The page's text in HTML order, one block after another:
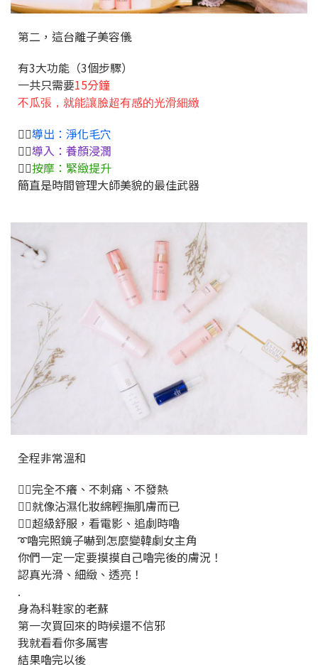
第二，這台離子美容儀
有3大功能（3個步驟）
一共只需要15分鐘
不瓜張，就能讓臉超有感的光滑細緻
👉🏻導出：淨化毛穴
👉🏻導入：養顏浸潤
👉🏻按摩：緊緻提升
簡直是時間管理大師美貌的最佳武器
全程非常溫和
👉🏻完全不癢、不刺痛、不發熱
👉🏻就像沾濕化妝綿輕撫肌膚而已
👉🏻超級舒服，看電影、追劇時嚕
➰嚕完照鏡子嚇到怎麼變韓劇女主角
你們一定一定要摸摸自己嚕完後的膚況！
認真光滑、細緻、透亮！
.
身為科鞋家的老蘇
第一次買回來的時候還不信邪
我就看看你多厲害
結果嚕完以後